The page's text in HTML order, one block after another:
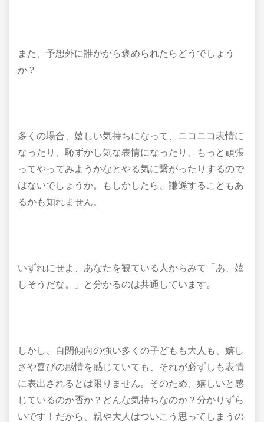
また、予想外に誰かから褒められたらどうでしょう
か？
多くの場合、嬉しい気持ちになって、ニコニコ表情に
なったり、恥ずかし気な表情になったり、もっと頑張
ってやってみようかなとやる気に繋がったりするので
はないでしょうか。もしかしたら、謙遜することもあ
るかも知れません。
いずれにせよ、あなたを観ている人からみて「あ、嬉
しそうだな。」と分かるのは共通しています。
しかし、自閉傾向の強い多くの子どもも大人も、嬉し
さや喜びの感情を感じていても、それが必ずしも表情
に表出されるとは限りません。そのため、嬉しいと感
じているのか否か？どんな気持ちなのか？分かりずら
いです！だから、親や大人はついこう思ってしまうの